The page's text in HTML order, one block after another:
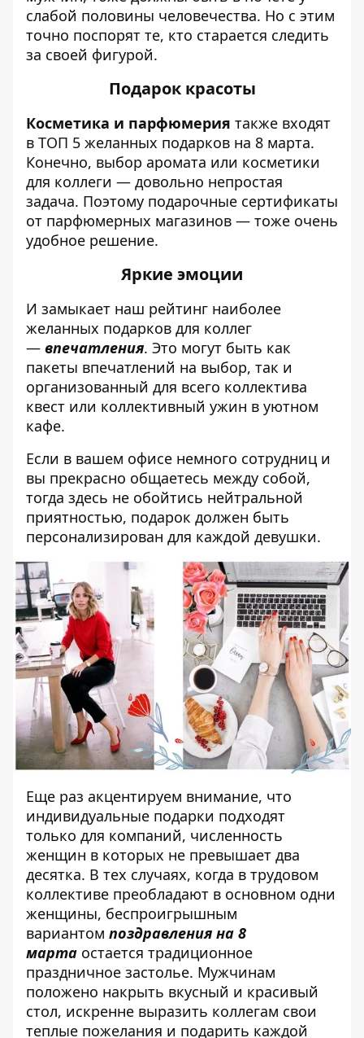
слабой половины человечества. Но с этим
точно поспорят те, кто старается следить
за своей фигурой.
Подарок красоты
Косметика и парфюмерия также входят
в ТОП 5 желанных подарков на 8 марта.
Конечно, выбор аромата или косметики
для коллеги — довольно непростая
задача. Поэтому подарочные сертификаты
от парфюмерных магазинов — тоже очень
удобное решение.
Яркие эмоции
И замыкает наш рейтинг наиболее
желанных подарков для коллег
— впечатления. Это могут быть как
пакеты впечатлений на выбор, так и
организованный для всего коллектива
квест или коллективный ужин в уютном
кафе.
Если в вашем офисе немного сотрудниц и
вы прекрасно общаетесь между собой,
тогда здесь не обойтись нейтральной
приятностью, подарок должен быть
персонализирован для каждой девушки.
Еще раз акцентируем внимание, что
индивидуальные подарки подходят
только для компаний, численность
женщин в которых не превышает два
десятка. В тех случаях, когда в трудовом
коллективе преобладают в основном одни
женщины, беспроигрышным
вариантом поздравления на 8
марта остается традиционное
праздничное застолье. Мужчинам
положено накрыть вкусный и красивый
стол, искренне выразить коллегам свои
теплые пожелания и подарить каждой